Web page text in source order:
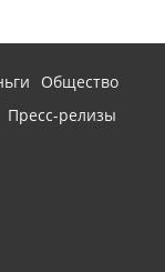
Общество
Пресс-релизы